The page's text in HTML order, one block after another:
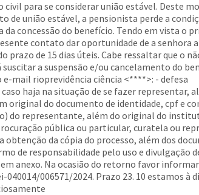
para se considerar união estável. Deste
união estável, a pensionista perde a
concessão do benefício. Tendo em vista o
contato dar oportunidade de a senhora
prazo de 15 dias úteis. Cabe ressaltar que o
a suspensão e/ou cancelamento do
mail rioprevidência ciência <****>: - defesa
haja na situação de se fazer representar,
original do documento de identidade, cpf e
do representante, além do original do
pública ou particular, curatela ou
obtenção da cópia do processo, além dos
de responsabilidade pelo uso e divulgação
anexo. Na ocasião do retorno favor
006571/2024. Prazo 23. 10 estamos à